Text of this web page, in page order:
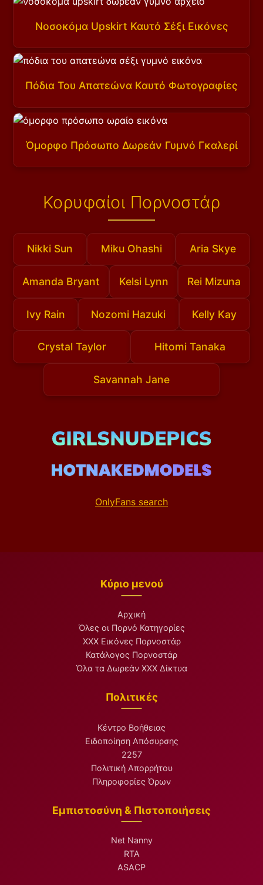
Νοσοκόμα Upskirt Καυτό Σέξι Εικόνες
Πόδια Του Απατεώνα Καυτό Φωτογραφίες
Όμορφο Πρόσωπο Δωρεάν Γυμνό Γκαλερί
Κορυφαίοι Πορνοστάρ
Nikki Sun Miku Ohashi Aria Skye
Amanda Bryant Kelsi Lynn Rei Mizuna
Ivy Rain Nozomi Hazuki Kelly Kay
Crystal Taylor Hitomi Tanaka
Savannah Jane
OnlyFans search
Κύριο μενού
Αρχική
Όλες οι Πορνό Κατηγορίες
XXX Εικόνες Πορνοστάρ
Κατάλογος Πορνοστάρ
Όλα τα Δωρεάν XXX Δίκτυα
Πολιτικές
Κέντρο Βοήθειας
Ειδοποίηση Απόσυρσης
2257
Πολιτική Απορρήτου
Πληροφορίες Όρων
Εμπιστοσύνη & Πιστοποιήσεις
Net Nanny
RTA
ASACP